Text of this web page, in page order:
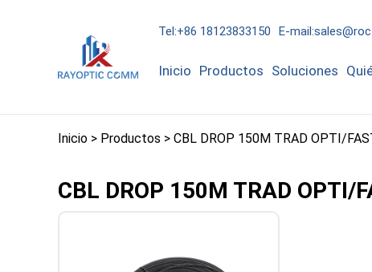
Tel:+86 18123833150 E-
Inicio Productos Soluciones
Inicio > Productos > CBL DROP 150M TRAD OPTI/
CBL DROP 150M TRAD OPTI/